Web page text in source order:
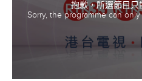
抱歉，所選節目只
Sorry, the programme can